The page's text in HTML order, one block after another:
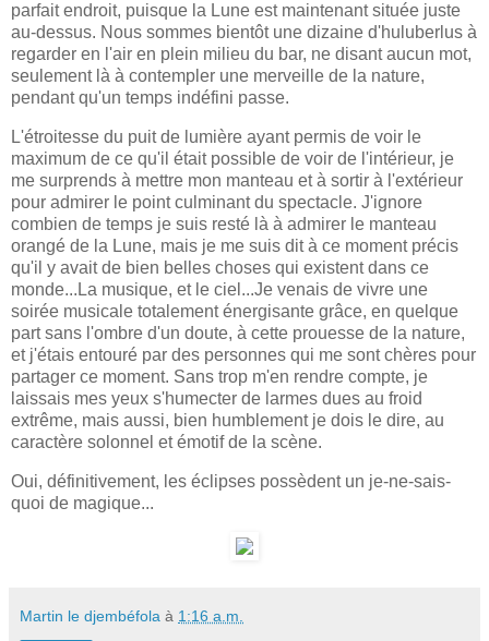
parfait endroit, puisque la Lune est maintenant située juste
au-dessus. Nous sommes bientôt une dizaine d'huluberlus à
regarder en l'air en plein milieu du bar, ne disant aucun mot,
seulement là à contempler une merveille de la nature,
pendant qu'un temps indéfini passe.
L'étroitesse du puit de lumière ayant permis de voir le
maximum de ce qu'il était possible de voir de l'intérieur, je
me surprends à mettre mon manteau et à sortir à l'extérieur
pour admirer le point culminant du spectacle. J'ignore
combien de temps je suis resté là à admirer le manteau
orangé de la Lune, mais je me suis dit à ce moment précis
qu'il y avait de bien belles choses qui existent dans ce
monde...La musique, et le ciel...Je venais de vivre une
soirée musicale totalement énergisante grâce, en quelque
part sans l'ombre d'un doute, à cette prouesse de la nature,
et j'étais entouré par des personnes qui me sont chères pour
partager ce moment. Sans trop m'en rendre compte, je
laissais mes yeux s'humecter de larmes dues au froid
extrême, mais aussi, bien humblement je dois le dire, au
caractère solonnel et émotif de la scène.
Oui, définitivement, les éclipses possèdent un je-ne-sais-
quoi de magique...
Martin le djembéfola à 1:16 a.m.